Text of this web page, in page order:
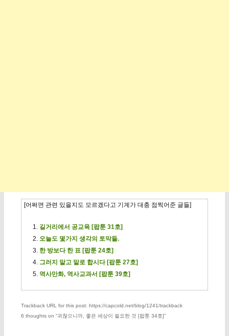
[어쩌면 관련 있을지도 모르겠다고 기계가 대충 점찍어준 글들]
길거리에서 공교육 [팝툰 31호]
오늘도 몇가지 생각의 토막들.
한 방보다 한 표 [팝툰 24호]
그러지 말고 말로 합시다 [팝툰 27호]
역사만화, 역사교과서 [팝툰 39호]
Trackback URL for this post: https://capcold.net/blog/1241/trackback
6 thoughts on “귀찮으니까, 좋은 세상이 필요한 것 [팝툰 34호]”